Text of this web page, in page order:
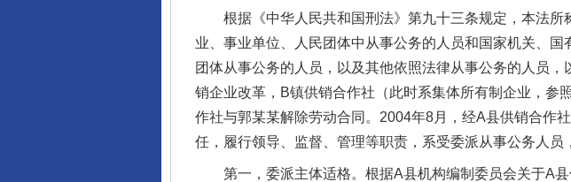
根据《中华人民共和国刑法》第九十三条规定，本法所
业、事业单位、人民团体中从事公务的人员和国家机关、
团体从事公务的人员，以及其他依照法律从事公务的人员
销企业改革，B镇供销合作社（此时系集体所有制企业，参
作社与郭某某解除劳动合同。2004年8月，经A县供销合作
任，履行领导、监督、管理等职责，系受委派从事公务人员
第一，委派主体适格。根据A县机构编制委员会关于A县